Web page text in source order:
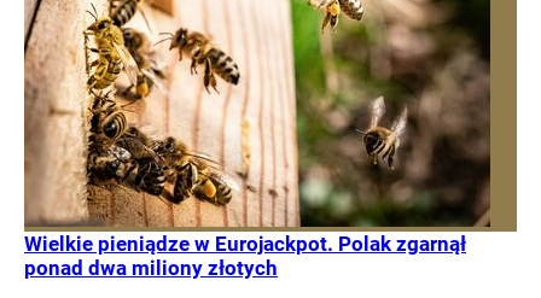
Wielkie pieniądze w Eurojackpot. Polak zgarnął
ponad dwa miliony złotych